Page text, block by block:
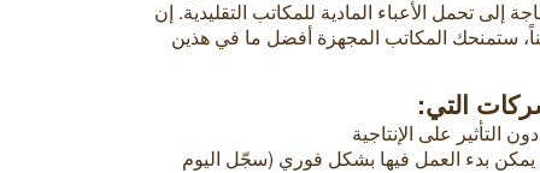
إلى تحمل الأعباء المادية للمكاتب التقليدية. إن
ستمنحك المكاتب المجهزة أفضل ما في هذين
التي:
على الإنتاجية
بدء العمل فيها بشكل فوري (سجّل اليوم